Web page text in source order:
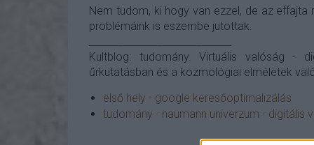
Nem tudom, ki hogy van ezzel, de az
problémáink is eszembe jutottak.
Kultblog: tudomány. Virtuális valóság -
űrkutatásban és a kozmológiai elméletek
első hely - google keresőoptimalizálás
tudomány - naumann univerzum - digitális